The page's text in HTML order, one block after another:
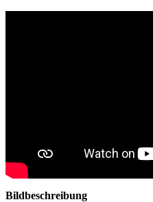
Bildbeschreibung